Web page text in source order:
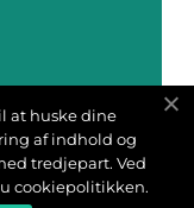
at huske dine
af indhold og
tredjepart. Ved
cookiepolitikken.